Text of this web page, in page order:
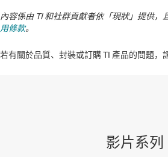
內容係由 TI 和社群貢獻者依「現狀」提供，
用條款。
若有關於品質、封裝或訂購 TI 產品的問題，
影片系列